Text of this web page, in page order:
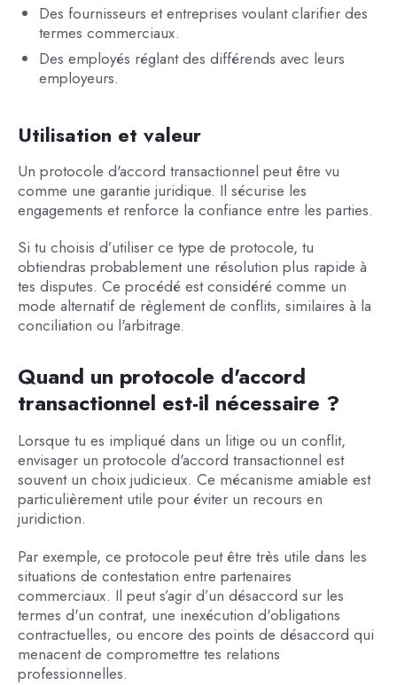
Des fournisseurs et entreprises voulant clarifier des
termes commerciaux.
Des employés réglant des différends avec leurs
employeurs.
Utilisation et valeur
Un protocole d'accord transactionnel peut être vu
comme une garantie juridique. Il sécurise les
engagements et renforce la confiance entre les parties.
Si tu choisis d’utiliser ce type de protocole, tu
obtiendras probablement une résolution plus rapide à
tes disputes. Ce procédé est considéré comme un
mode alternatif de règlement de conflits, similaires à la
conciliation ou l'arbitrage.
Quand un protocole d'accord
transactionnel est-il nécessaire ?
Lorsque tu es impliqué dans un litige ou un conflit,
envisager un protocole d'accord transactionnel est
souvent un choix judicieux. Ce mécanisme amiable est
particulièrement utile pour éviter un recours en
juridiction.
Par exemple, ce protocole peut être très utile dans les
situations de contestation entre partenaires
commerciaux. Il peut s’agir d’un désaccord sur les
termes d'un contrat, une inexécution d'obligations
contractuelles, ou encore des points de désaccord qui
menacent de compromettre tes relations
professionnelles.